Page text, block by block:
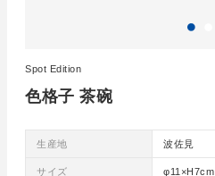
色格子 茶碗
Spot Edition
生産地 波佐見
サイズ φ11×H7cm